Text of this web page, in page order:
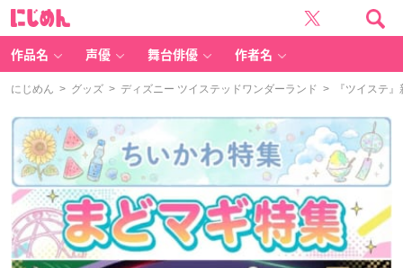
作品名 声優 舞台俳優 作者名
にじめん > グッズ > ディズニー ツイステッドワンダーランド > 『ツイステ』